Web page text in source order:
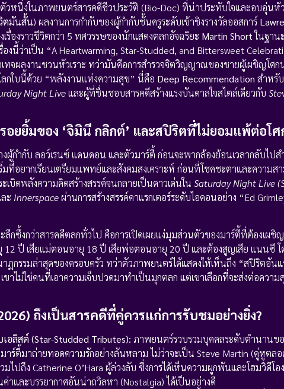
วหนึ่งในภาพยนตร์สารคดีชีวประวัติ (Bio-Doc) ที่น่าประทับใจและอบอุ่นหั
ตมันสั้น) ผลงานการกำกับของผู้กำกับชั้นครูระดับเข้าชิงรางวัลออสการ์
เรื่องราวชีวิตกว่า 5 ทศวรรษของนักแสดงตลกอัจฉริยะ Martin Shortในฐาน
งนี้ว่าเป็น “A Heartwarming, Star-Studded, and Bittersweet
ทจผลงานชวนหัวเราะ ทว่ามันคือการสำรวจจิตวิญญาณของชายผู้เผชิญโศก
กใบนี้ด้วย “พลังงานแห่งความสุข” นี่คือ Deep Recommendation สำหรั
Night Liveและผู้ที่ชื่นชอบสารคดีสร้างแรงบันดาลใจสไตล์เดียวกับ
อยยิ้มของ ‘จิมินี กลิกต์’ และสปิริตที่ไม่ยอมแพ้ต่อโ
ผู้กำกับ ลอว์เรนซ์ แดนดอน และตัวมาร์ตี้ ก่อนจะพากล้องย้อนเวลากลับไปส
มที่อยากเรียนเตรียมแพทย์และสังคมสงเคราะห์ ก่อนที่โชคชะตาและความส
เบิดพลังความคิดสร้างสรรค์จนกลายเป็นดาวเด่นใน Saturday Night Live
ะ Innerspaceผ่านการสร้างสรรค์คาแรกเตอร์ระดับไอคอนอย่าง “Ed
กซึ้งกว่าสารคดีตลกทั่วไป คือการเปิดเผยแง่มุมส่วนตัวของมาร์ตี้ที่ต้องเผชิ
12 ปี เสียแม่ตอนอายุ 18 ปี เสียพ่อตอนอายุ 20 ปี และต้องสูญเสีย แนนซี
กรรมล่าสุดของครอบครัว ทว่าตัวภาพยนตร์ได้แสดงให้เห็นถึง “สปิริตอันแ
าไม่ใช่คนที่เอาความเจ็บปวดมาทำเป็นมุกตลก แต่เขาเลือกที่จะส่งต่อควา
ถึงเป็นสารคดีที่คู่ควรแก่การรับชมอย่างยิ่ง?
ลิสต์ (Star-Studded Tributes): ภาพยนตร์รวบรวมบุคคลระดับตำนานข
ร์ตี้มาถ่ายทอดความรักอย่างล้นหลาม ไม่ว่าจะเป็น Steve Martin (คู่หูตลอ
มไปถึง Catherine O’Hara ผู้ล่วงลับ ซึ่งการได้เห็นความผูกพันและโฮมวิดีโ
และบรรยากาศอันน่าถวิลหา (Nostalgia) ได้เป็นอย่างดี